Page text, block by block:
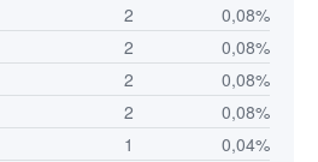
2
0,08%
2
0,08%
2
0,08%
2
0,08%
1
0,04%